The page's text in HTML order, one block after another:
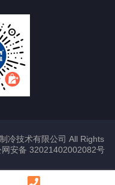
冷技术有限公司 All Rights
网安备 32021402002082号